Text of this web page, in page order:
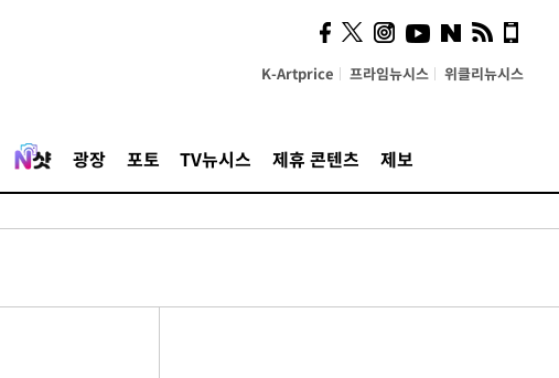
K-Artprice 프라임뉴시스 위클리뉴시스
광장 포토 TV뉴시스 제휴 콘텐츠 제보
즈, 소리 봇짐 지고 세상으
로 "韓 요소 깊게 우려내"